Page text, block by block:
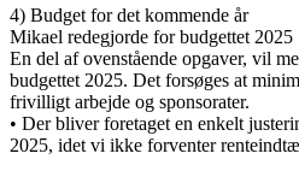
4) Budget for det kommende år
Mikael redegjorde for budgettet 2025
En del af ovenstående opgaver, vil
budgettet 2025. Det forsøges at
frivilligt arbejde og sponsorater.
• Der bliver foretaget en enkelt
2025, idet vi ikke forventer